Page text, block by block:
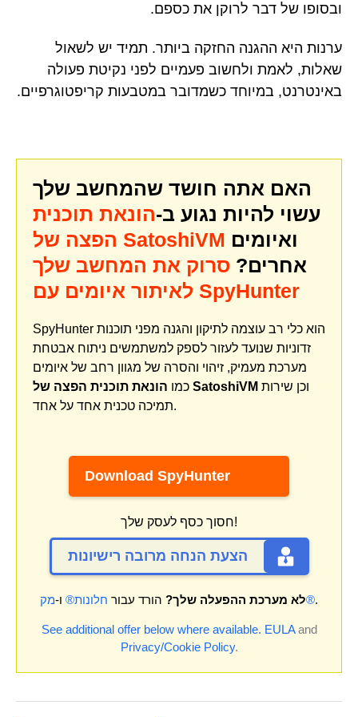
ובסופו של דבר לרוקן את כספם.
ערנות היא ההגנה החזקה ביותר. תמיד יש לשאול
שאלות, לאמת ולחשוב פעמיים לפני נקיטת פעולה
באינטרנט, במיוחד כשמדובר במטבעות קריפטוגרפיים.
האם אתה חושד שהמחשב שלך
עשוי להיות נגוע ב-הונאת תוכנית
הפצה של SatoshiVM
אחרים? סרוק את המחשב שלך
לאיתור איומים עם SpyHunter
SpyHunter הוא כלי רב עוצמה לתיקון והגנה מפני תוכנות
זדוניות שנועד לעזור לספק למשתמשים ניתוח אבטחת
מערכת מעמיק, זיהוי והסרה של מגוון רחב של איומים
כמו הונאת תוכנית הפצה של SatoshiVM
תמיכה טכנית אחד על אחד.
Download SpyHunter
חסוך כסף לעסק שלך!
הצעת הנחה מרובה רישיונות
לא מערכת ההפעלה שלך? הורד עבור חלונות® ו- מק®.
See additional offer below where available. EULAand
Privacy/Cookie Policy.